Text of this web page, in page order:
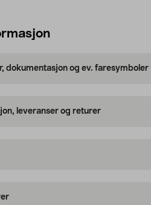
dokumentasjon og ev. faresymboler
leveranser og returer